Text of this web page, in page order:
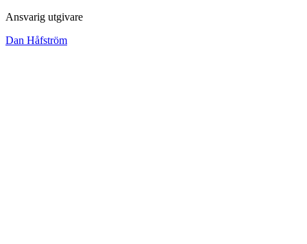
Ansvarig utgivare
Dan Håfström